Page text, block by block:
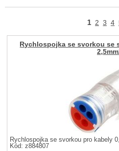
1 2 3 4
Rychlospojka se svorkou se
Rychlospojka se svorkou pro kabely
Kód: z884807